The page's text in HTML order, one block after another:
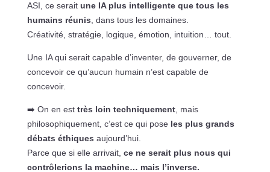
ASI, ce serait une IA plus intelligente que tous les
humains réunis , dans tous les domaines.
Créativité, stratégie, logique, émotion, intuition… tout.
Une IA qui serait capable d’inventer, de gouverner, de
concevoir ce qu’aucun humain n’est capable de
concevoir.
➡️ On en est très loin techniquement, mais
philosophiquement, c’est ce qui pose les plus grands
débats éthiques aujourd’hui.
Parce que si elle arrivait, ce ne serait plus nous qui
contrôlerions la machine… mais l’inverse.